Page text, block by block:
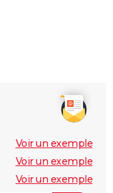
Voir un exemple
Voir un exemple
Voir un exemple